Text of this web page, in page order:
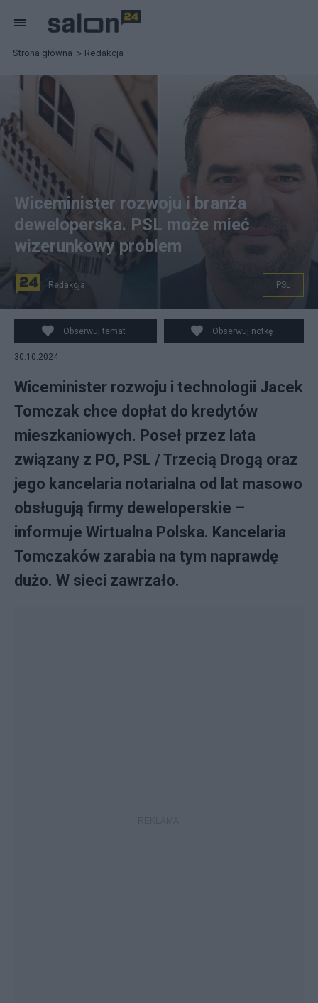
Strona główna Redakcja
Wiceminister rozwoju i technologii Jacek Tomczak
współpracuje branżą deweloperską. Fot. Adrian Grycuk -
Own work/CC BY-SA 3.0 pl / Pixabay / Canva
Wiceminister rozwoju i branża
deweloperska. PSL może mieć
wizerunkowy problem
Redakcja PSL
Obserwuj temat Obserwuj notkę
30.10.2024
Wiceminister rozwoju i technologii Jacek
Tomczak chce dopłat do kredytów
mieszkaniowych. Poseł przez lata
związany z PO, PSL / Trzecią Drogą oraz
jego kancelaria notarialna od lat masowo
obsługują firmy deweloperskie –
informuje Wirtualna Polska. Kancelaria
Tomczaków zarabia na tym naprawdę
dużo. W sieci zawrzało.